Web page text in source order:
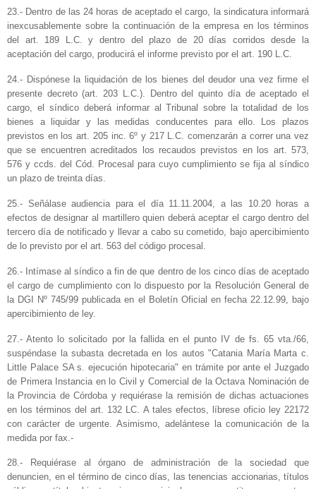
23.- Dentro de las 24 horas de aceptado el cargo, la sindicatura informará
inexcusablemente sobre la continuación de la empresa en los términos
del art. 189 L.C. y dentro del plazo de 20 días corridos desde la
aceptación del cargo, producirá el informe previsto por el art. 190 L.C.
24.- Dispónese la liquidación de los bienes del deudor una vez firme el
presente decreto (art. 203 L.C.). Dentro del quinto día de aceptado el
cargo, el síndico deberá informar al Tribunal sobre la totalidad de los
bienes a liquidar y las medidas conducentes para ello. Los plazos
previstos en los art. 205 inc. 6º y 217 L.C. comenzarán a correr una vez
que se encuentren acreditados los recaudos previstos en los art. 573,
576 y ccds. del Cód. Procesal para cuyo cumplimiento se fija al síndico
un plazo de treinta días.
25.- Señálase audiencia para el día 11.11.2004, a las 10.20 horas a
efectos de designar al martillero quien deberá aceptar el cargo dentro del
tercero día de notificado y llevar a cabo su cometido, bajo apercibimiento
de lo previsto por el art. 563 del código procesal.
26.- Intímase al síndico a fin de que dentro de los cinco días de aceptado
el cargo de cumplimiento con lo dispuesto por la Resolución General de
la DGI Nº 745/99 publicada en el Boletín Oficial en fecha 22.12.99, bajo
apercibimiento de ley.
27.- Atento lo solicitado por la fallida en el punto IV de fs. 65 vta./66,
suspéndase la subasta decretada en los autos "Catania María Marta c.
Little Palace SA s. ejecución hipotecaria" en trámite por ante el Juzgado
de Primera Instancia en lo Civil y Comercial de la Octava Nominación de
la Provincia de Córdoba y requiérase la remisión de dichas actuaciones
en los términos del art. 132 LC. A tales efectos, líbrese oficio ley 22172
con carácter de urgente. Asimismo, adelántese la comunicación de la
medida por fax.-
28.- Requiérase al órgano de administración de la sociedad que
denuncien, en el término de cinco días, las tenencias accionarias, títulos